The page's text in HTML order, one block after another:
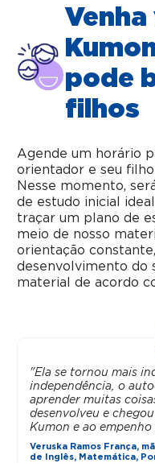
pode
filhos
Agende um horário
orientador e seu
Nesse momento,
de estudo inicial
traçar um plano de
meio de nosso
orientação
desenvolvimento do
material de acordo
"Ela se tornou mais
independência, o
aprender muitas
desenvolveu e
Kumon e ao empenho
Veruska Ramos França,
de Inglês, Matemática,